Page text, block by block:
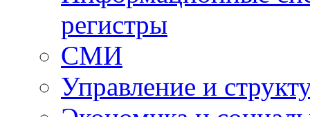
регистры
СМИ
Управление и